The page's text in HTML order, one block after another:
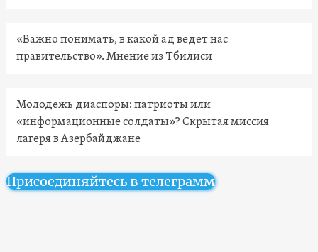
«Важно понимать, в какой ад ведет нас
правительство». Мнение из Тбилиси
Молодежь диаспоры: патриоты или
«информационные солдаты»? Скрытая миссия
лагеря в Азербайджане
Присоединяйтесь в телеграмм